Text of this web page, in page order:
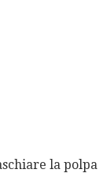
la polpa